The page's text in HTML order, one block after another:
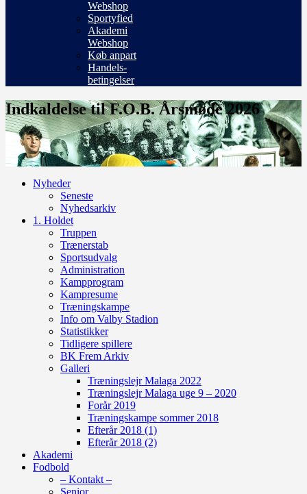
Webshop
Sportyfied
Akademi
Webshop
Køb anpart
Handels-
betingelser
Indkaldelse til F.O.B. Årsmøde 2026
Nyheder
Seneste
Nyhedsarkiv
1. Holdet
Truppen
Trænerstab
Sportsudvalg
Administration
Kampprogram
Kampresume
Træningskampe
Info om Valby Stadion
Statistikker
Tidligere spillere
BK Frem Arkiv
Galleri
Træningslejr Malaga 2022
Træningslejr Malaga uge 9 – 2020
Forår 2019
Træningskampe sommer 2018
Efterår 2018 (1)
Efterår 2018 (2)
Akademi
Fodbold
– Kontakt –
Senior